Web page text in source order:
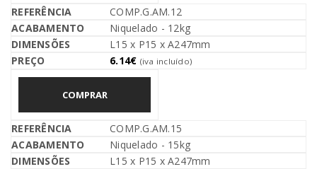
COMP.G.AM.12
Niquelado - 12kg
L15 x P15 x A247mm
6.14€ (iva incluído)
COMPRAR
COMP.G.AM.15
Niquelado - 15kg
L15 x P15 x A247mm